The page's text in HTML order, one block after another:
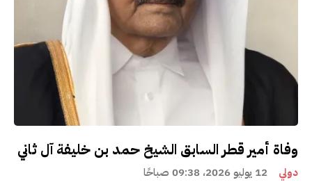
وفاة أمير قطر السابق الشيخ حمد بن خليفة آل ثاني
دولي 12 يوليو 2026، 09:38 صباحًا